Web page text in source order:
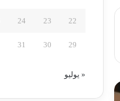
22
23
24
29
30
31
« يوليو